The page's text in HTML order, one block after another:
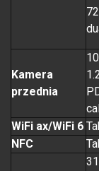
Kamera
przednia
WiFi ax/WiFi 6
NFC